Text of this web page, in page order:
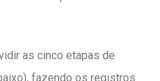
as cinco etapas de
fazendo os registros